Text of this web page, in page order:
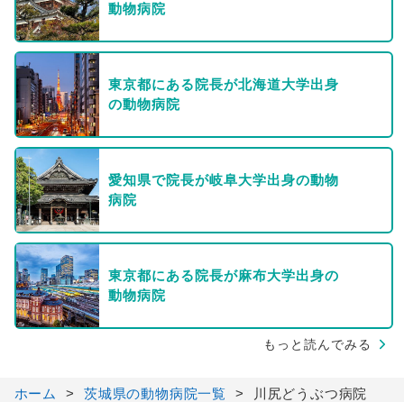
動物病院
東京都にある院長が北海道大学出身
の動物病院
愛知県で院長が岐阜大学出身の動物
病院
東京都にある院長が麻布大学出身の
動物病院
もっと読んでみる
ホーム 茨城県の動物病院一覧 川尻どうぶつ病院